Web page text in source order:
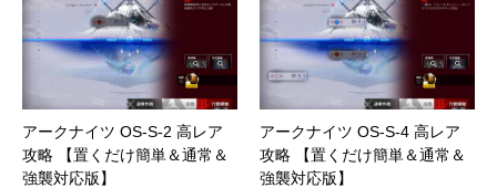
アークナイツ OS-S-2 高レア
攻略 【置くだけ簡単＆通常＆
強襲対応版】
アークナイツ OS-S-4 高レア
攻略 【置くだけ簡単＆通常＆
強襲対応版】